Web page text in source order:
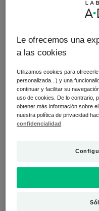
Le ofrecemos una
a las cookies
Utilizamos cookies para
personalizada...) y una
continuar y facilitar su
uso de cookies. De lo contrario,
obtener más información sobre
nuestra política de privacidad
confidencialidad